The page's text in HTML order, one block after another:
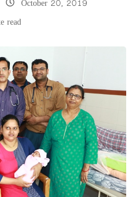
October 20, 2019
read